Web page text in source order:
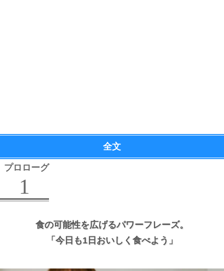
全文
プロローグ
1
食の可能性を広げるパワーフレーズ。
「今日も1日おいしく食べよう」